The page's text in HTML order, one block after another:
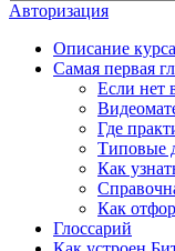
Авторизация
Описание курса
Самая первая
Если нет
Где
Типовые
Как
Как
Глоссарий